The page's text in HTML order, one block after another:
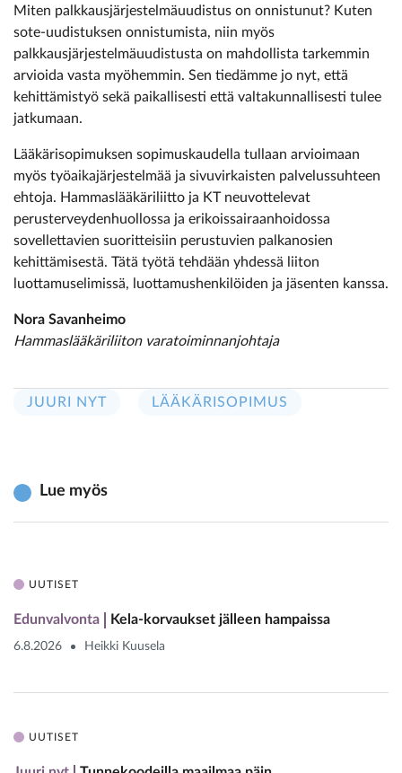
Miten palkkausjärjestelmäuudistus on onnistunut? Kuten
sote-uudistuksen onnistumista, niin myös
palkkausjärjestelmäuudistusta on mahdollista tarkemmin
arvioida vasta myöhemmin. Sen tiedämme jo nyt, että
kehittämistyö sekä paikallisesti että valtakunnallisesti tulee
jatkumaan.
Lääkärisopimuksen sopimuskaudella tullaan arvioimaan
myös työaikajärjestelmää ja sivuvirkaisten palvelussuhteen
ehtoja. Hammaslääkäriliitto ja KT neuvottelevat
perusterveydenhuollossa ja erikoissairaanhoidossa
sovellettavien suoritteisiin perustuvien palkanosien
kehittämisestä. Tätä työtä tehdään yhdessä liiton
luottamuselimissä, luottamushenkilöiden ja jäsenten kanssa.
Nora Savanheimo
Hammaslääkäriliiton varatoiminnanjohtaja
JUURI NYT LÄÄKÄRISOPIMUS
Lue myös
UUTISET
Edunvalvonta Kela-korvaukset jälleen hampaissa
6.8.2026 Heikki Kuusela
UUTISET